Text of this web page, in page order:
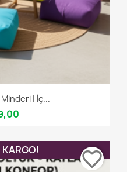
| İç...
favorite_border